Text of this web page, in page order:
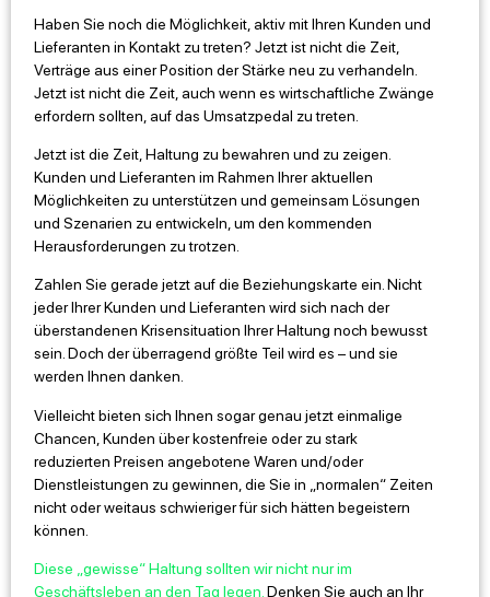
Haben Sie noch die Möglichkeit, aktiv mit Ihren Kunden und
Lieferanten in Kontakt zu treten? Jetzt ist nicht die Zeit,
Verträge aus einer Position der Stärke neu zu verhandeln.
Jetzt ist nicht die Zeit, auch wenn es wirtschaftliche Zwänge
erfordern sollten, auf das Umsatzpedal zu treten.
Jetzt ist die Zeit, Haltung zu bewahren und zu zeigen.
Kunden und Lieferanten im Rahmen Ihrer aktuellen
Möglichkeiten zu unterstützen und gemeinsam Lösungen
und Szenarien zu entwickeln, um den kommenden
Herausforderungen zu trotzen.
Zahlen Sie gerade jetzt auf die Beziehungskarte ein. Nicht
jeder Ihrer Kunden und Lieferanten wird sich nach der
überstandenen Krisensituation Ihrer Haltung noch bewusst
sein. Doch der überragend größte Teil wird es – und sie
werden Ihnen danken.
Vielleicht bieten sich Ihnen sogar genau jetzt einmalige
Chancen, Kunden über kostenfreie oder zu stark
reduzierten Preisen angebotene Waren und/oder
Dienstleistungen zu gewinnen, die Sie in „normalen“ Zeiten
nicht oder weitaus schwieriger für sich hätten begeistern
können.
Diese „gewisse“ Haltung sollten wir nicht nur im
Geschäftsleben an den Tag legen.Denken Sie auch an Ihr